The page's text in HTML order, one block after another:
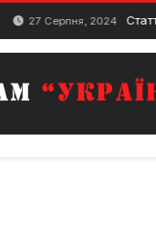
2024 Стаття 411